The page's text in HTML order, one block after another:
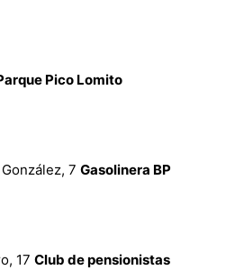
Pico Lomito
7 Gasolinera BP
17 Club de pensionistas